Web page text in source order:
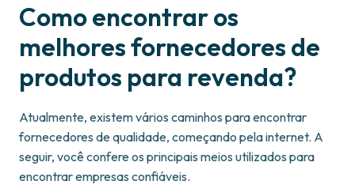
Como encontrar os
melhores fornecedores de
produtos para revenda?
Atualmente, existem vários caminhos para encontrar
fornecedores de qualidade, começando pela internet. A
seguir, você confere os principais meios utilizados para
encontrar empresas confiáveis.